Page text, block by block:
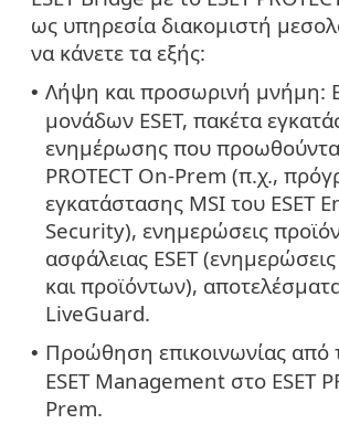
ως υπηρεσία διακομιστή
να κάνετε τα εξής:
• Λήψη και προσωρινή μνήμη:
μονάδων ESET, πακέτα
ενημέρωσης που
PROTECT On-Prem (π.χ.,
εγκατάστασης MSI του ESET
Security), ενημερώσεις
ασφάλειας ESET
και προϊόντων),
LiveGuard.
• Προώθηση επικοινωνίας από
ESET Management στο ESET
Prem.